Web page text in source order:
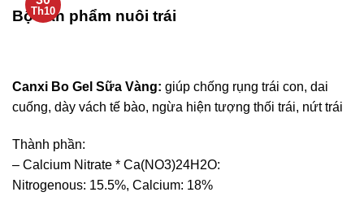
Th10
Bộ sản phẩm nuôi trái
Canxi Bo Gel Sữa Vàng: giúp chống rụng trái con, dai
cuống, dày vách tế bào, ngừa hiện tượng thối trái, nứt trái
Thành phần:
– Calcium Nitrate * Ca(NO3)24H2O:
Nitrogenous: 15.5%, Calcium: 18%